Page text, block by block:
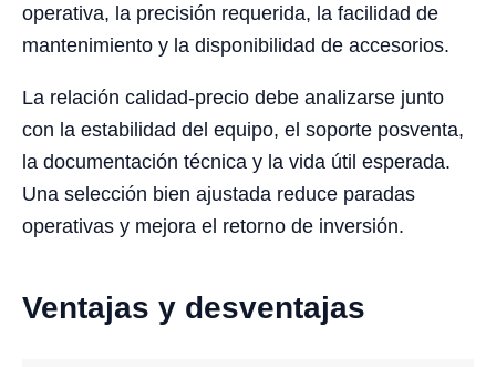
operativa, la precisión requerida, la facilidad de
mantenimiento y la disponibilidad de accesorios.
La relación calidad-precio debe analizarse junto
con la estabilidad del equipo, el soporte posventa,
la documentación técnica y la vida útil esperada.
Una selección bien ajustada reduce paradas
operativas y mejora el retorno de inversión.
Ventajas y desventajas